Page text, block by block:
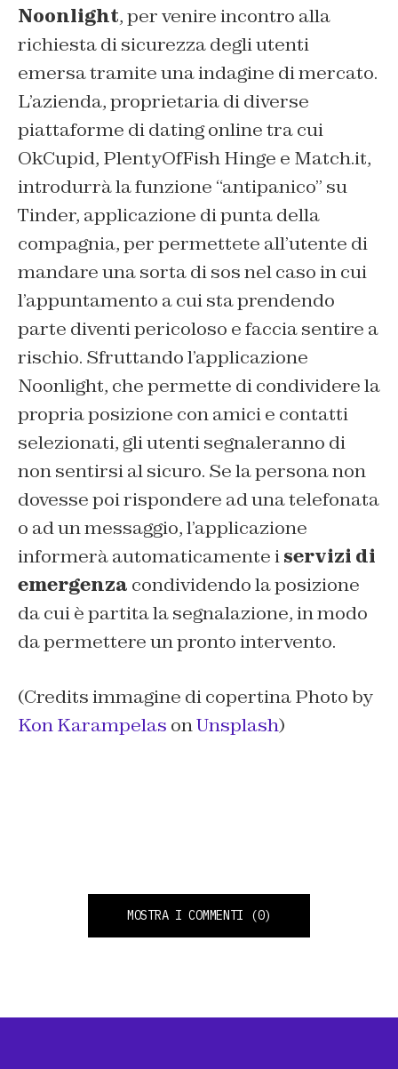
Noonlight, per venire incontro alla
richiesta di sicurezza degli utenti
emersa tramite una indagine di mercato.
L’azienda, proprietaria di diverse
piattaforme di dating online tra cui
OkCupid, PlentyOfFish Hinge e Match.it,
introdurrà la funzione “antipanico” su
Tinder, applicazione di punta della
compagnia, per permettete all’utente di
mandare una sorta di sos nel caso in cui
l’appuntamento a cui sta prendendo
parte diventi pericoloso e faccia sentire a
rischio. Sfruttando l’applicazione
Noonlight, che permette di condividere la
propria posizione con amici e contatti
selezionati, gli utenti segnaleranno di
non sentirsi al sicuro. Se la persona non
dovesse poi rispondere ad una telefonata
o ad un messaggio, l’applicazione
informerà automaticamente iservizi di
emergenza condividendo la posizione
da cui è partita la segnalazione, in modo
da permettere un pronto intervento.
(Credits immagine di copertina Photo by
Kon Karampelas onUnsplash)
MOSTRA I COMMENTI (0)